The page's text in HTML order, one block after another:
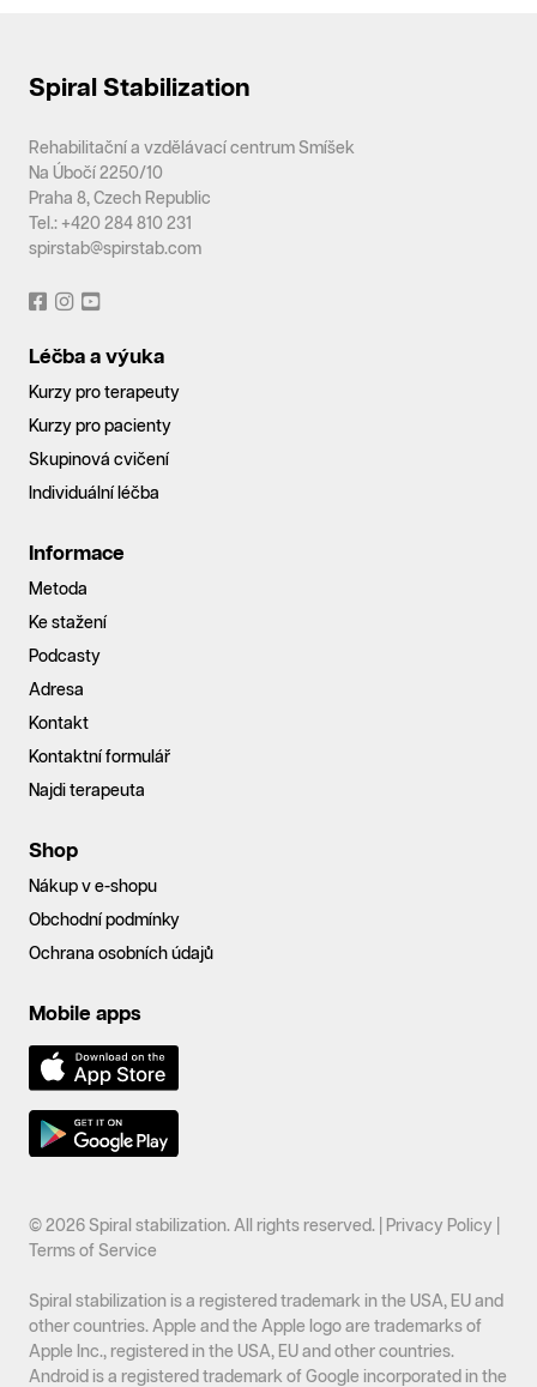
Spiral Stabilization
Rehabilitační a vzdělávací centrum Smíšek
Na Úbočí 2250/10
Praha 8, Czech Republic
Tel.: +420 284 810 231
spirstab@spirstab.com
Léčba a výuka
Kurzy pro terapeuty
Kurzy pro pacienty
Skupinová cvičení
Individuální léčba
Informace
Metoda
Ke stažení
Podcasty
Adresa
Kontakt
Kontaktní formulář
Najdi terapeuta
Shop
Nákup v e-shopu
Obchodní podmínky
Ochrana osobních údajů
Mobile apps
© 2026 Spiral stabilization. All rights reserved. | Privacy Policy
Terms of Service
Spiral stabilization is a registered trademark in the USA, EU and
other countries. Apple and the Apple logo are trademarks of
Apple Inc., registered in the USA, EU and other countries.
Android is a registered trademark of Google incorporated in the